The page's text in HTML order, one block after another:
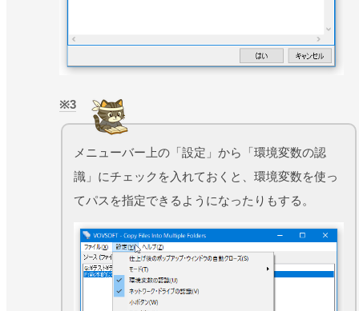
3
メニューバー上の「設定」から「環境変数の認
識」にチェックを入れておくと、環境変数を使っ
てパスを指定できるようになったりもする。